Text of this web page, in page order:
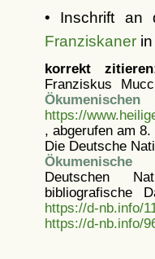
• Inschrift an
Franziskanerin
korrekt
Franziskus
https://
, abgerufen am
Die Deutsche
Ökumenische
Deutschen
bibliografische
https://d-nb.info/
https://d-nb.info/